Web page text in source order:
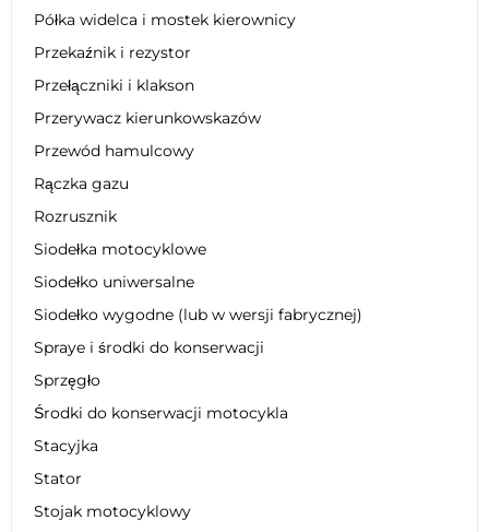
Półka widelca i mostek kierownicy
Przekaźnik i rezystor
Przełączniki i klakson
Przerywacz kierunkowskazów
Przewód hamulcowy
Rączka gazu
Rozrusznik
Siodełka motocyklowe
Siodełko uniwersalne
Siodełko wygodne (lub w wersji fabrycznej)
Spraye i środki do konserwacji
Sprzęgło
Środki do konserwacji motocykla
Stacyjka
Stator
Stojak motocyklowy